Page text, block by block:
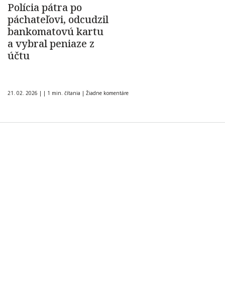
Polícia pátra po
páchateľovi, odcudzil
bankomatovú kartu
a vybral peniaze z
účtu
21. 02. 2026 | | 1 min. čítania | Žiadne komentáre